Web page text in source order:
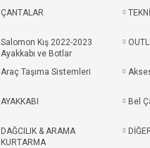
ÇANTALAR
Salomon Kış 2022-2023
Ayakkabı ve Botlar
Araç Taşıma Sistemleri
AYAKKABI Bel
DAĞCILIK & ARAMA
KURTARMA